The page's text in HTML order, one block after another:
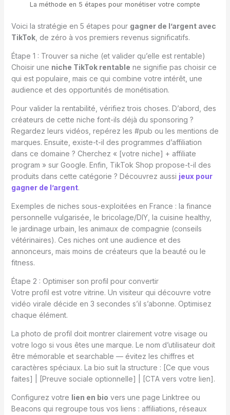
La méthode en 5 étapes pour monétiser votre compte
Voici la stratégie en 5 étapes pour gagner de l’argent avec
TikTok, de zéro à vos premiers revenus significatifs.
Étape 1 : Trouver sa niche (et valider qu’elle est rentable)
Choisir une niche TikTok rentable ne signifie pas choisir ce
qui est populaire, mais ce qui combine votre intérêt, une
audience et des opportunités de monétisation.
Pour valider la rentabilité, vérifiez trois choses. D’abord, des
créateurs de cette niche font-ils déjà du sponsoring ?
Regardez leurs vidéos, repérez les #pub ou les mentions de
marques. Ensuite, existe-t-il des programmes d’affiliation
dans ce domaine ? Cherchez « [votre niche] + affiliate
program » sur Google. Enfin, TikTok Shop propose-t-il des
produits dans cette catégorie ? Découvrez aussi jeux pour
gagner de l’argent.
Exemples de niches sous-exploitées en France : la finance
personnelle vulgarisée, le bricolage/DIY, la cuisine healthy,
le jardinage urbain, les animaux de compagnie (conseils
vétérinaires). Ces niches ont une audience et des
annonceurs, mais moins de créateurs que la beauté ou le
fitness.
Étape 2 : Optimiser son profil pour convertir
Votre profil est votre vitrine. Un visiteur qui découvre votre
vidéo virale décide en 3 secondes s’il s’abonne. Optimisez
chaque élément.
La photo de profil doit montrer clairement votre visage ou
votre logo si vous êtes une marque. Le nom d’utilisateur doit
être mémorable et searchable — évitez les chiffres et
caractères spéciaux. La bio suit la structure : [Ce que vous
faites] | [Preuve sociale optionnelle] | [CTA vers votre lien].
Configurez votre lien en bio vers une page Linktree ou
Beacons qui regroupe tous vos liens : affiliations, réseaux